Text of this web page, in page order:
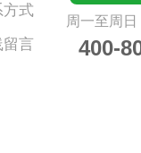
式
留言
周一至周
400-